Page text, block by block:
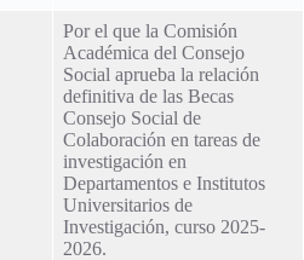
Por el que la Comisión
Académica del Consejo
Social aprueba la relación
definitiva de las Becas
Consejo Social de
Colaboración en tareas de
investigación en
Departamentos e Institutos
Universitarios de
Investigación, curso 2025-
2026.